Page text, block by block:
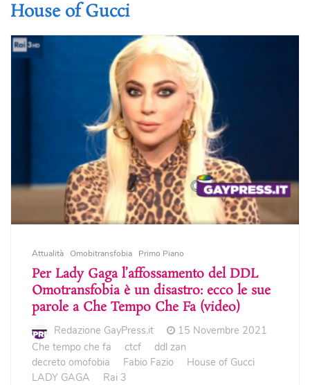
House of Gucci
Attualità Omobitransfobia Primo Piano
Per Lady Gaga l’affossamento del DDL
Omotransfobia è un disastro: ecco le sue
parole a Che Tempo Che Fa (video)
Redazione GayPress.it
15 Novembre 2021
Che tempo che fa
ctcf
ddl zan
decreto omofobia
Fabio Fazio
House of Gucci
LADY GAGA
Rai 3